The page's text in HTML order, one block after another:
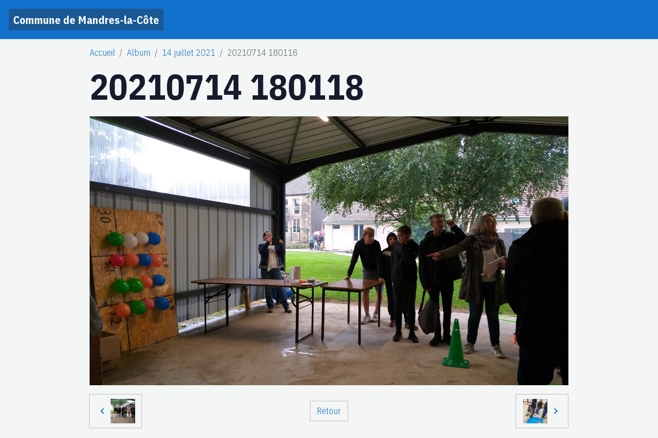
Commune de Mandres-la-Côte
Accueil Album 14 juillet 2021 20210714 180118
20210714 180118
Retour